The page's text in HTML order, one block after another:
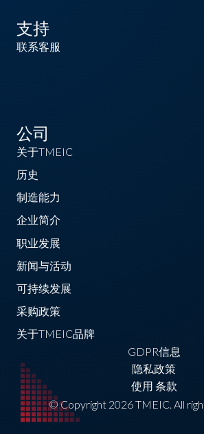
支持
联系客服
公司
关于TMEIC
历史
制造能力
企业简介
职业发展
新闻与活动
可持续发展
采购政策
关于TMEIC品牌
GDPR信息
隐私政策
使用 条款
© Copyright 2026 TMEIC. All